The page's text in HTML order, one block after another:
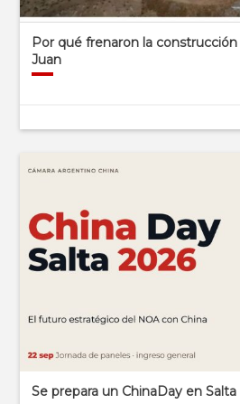
Por qué frenaron la construcción
Juan
Se prepara un ChinaDay en Salta